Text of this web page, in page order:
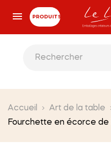
PRODUITS
Accueil Art de la table
Fourchette en écorce de